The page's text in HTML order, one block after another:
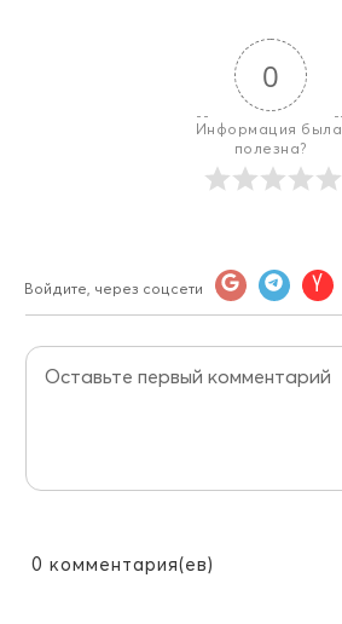
0
Информация была
полезна?
Войдите, через соцсети
0 комментария(ев)